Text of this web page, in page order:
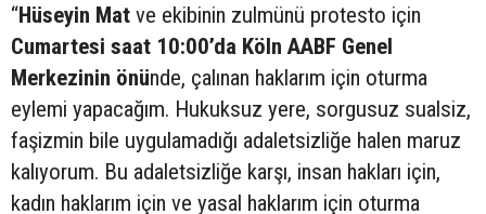
“Hüseyin Mat ve ekibinin zulmünü protesto için
Cumartesi saat 10:00’da Köln AABF Genel
Merkezinin önünde, çalınan haklarım için oturma
eylemi yapacağım. Hukuksuz yere, sorgusuz sualsiz,
faşizmin bile uygulamadığı adaletsizliğe halen maruz
kalıyorum. Bu adaletsizliğe karşı, insan hakları için,
kadın haklarım için ve yasal haklarım için oturma